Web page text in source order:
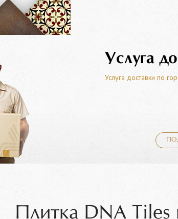
Услуга
Услуга доставки по
Плитка DNA Tiles